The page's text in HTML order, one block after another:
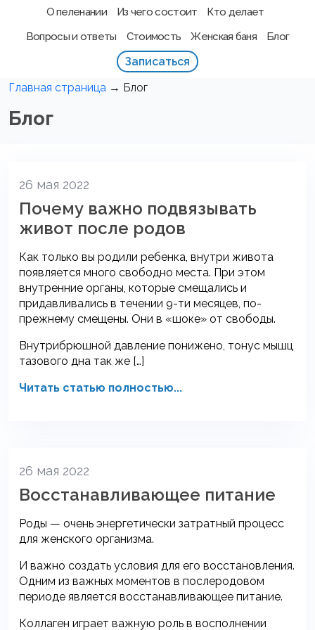
О пеленании Из чего состоит
Кто делает
Вопросы и ответы
Стоимость Женская баня Блог
Записаться
Главная страница → Блог
Блог
26 мая 2022
Почему важно подвязывать
живот после родов
Как только вы родили ребенка, внутри живота
появляется много свободно места. При этом
внутренние органы, которые смещались и
придавливались в течении 9-ти месяцев, по-
прежнему смещены. Они в «шоке» от свободы.
Внутрибрюшной давление понижено, тонус мышц
тазового дна так же […]
Читать статью полностью...
26 мая 2022
Восстанавливающее питание
Роды — очень энергетически затратный процесс
для женского организма.
И важно создать условия для его восстановления.
Одним из важных моментов в послеродовом
периоде является восстанавливающее питание.
Коллаген играет важную роль в восполнении